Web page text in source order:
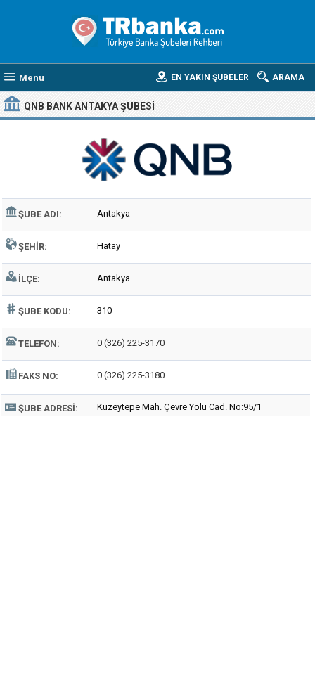
Menu ARAMA
EN YAKIN ŞUBELER
QNB BANK ANTAKYA ŞUBESI
ŞUBE ADI: Antakya
ŞEHIR: Hatay
İLÇE: Antakya
ŞUBE KODU: 310
TELEFON: 0 (326) 225-3170
FAKS NO: 0 (326) 225-3180
ŞUBE ADRESI: Kuzeytepe Mah. Çevre Yolu Cad. No:95/1